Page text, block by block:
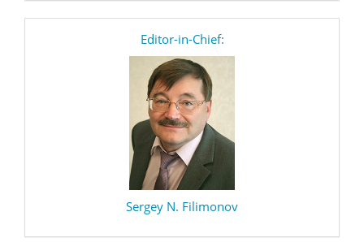
Editor-in-Chief:
Sergey N. Filimonov